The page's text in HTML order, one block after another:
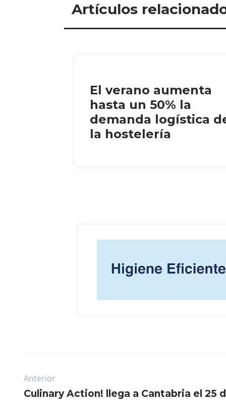
Artículos
El verano aumenta
hasta un 50% la
demanda logística
la hostelería
Anterior
Culinary Action! llega a Cantabria el 25